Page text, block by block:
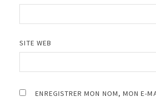
SITE WEB
ENREGISTRER MON NOM, MON E-